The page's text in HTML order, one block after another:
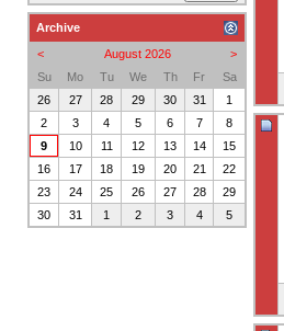
Archive
<
>
August 2026
Su
Mo Tu We Th Fr
Sa
26
27 28 29 30 31
1
2
3 4 5 6 7
8
9
10 11 12 13 14
15
16
17 18 19 20 21
22
23
24 25 26 27 28
29
30
31 1 2 3 4 5